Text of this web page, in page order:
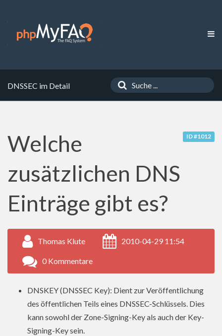
DNSSEC im Detail
ID #1012
Welche
zusätzlichen DNS
Einträge gibt es?
Thomas Klute 2010-04-29 11:54
0 Kommentare
DNSKEY (DNSSEC Key): Dient zur Veröffentlichung
des öffentlichen Teils eines DNSSEC-Schlüssels. Dies
kann sowohl der Zone-Signing-Key als auch der Key-
Signing-Key sein.